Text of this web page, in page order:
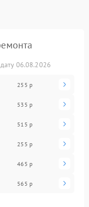
06.08.2026
255 р
535 р
515 р
255 р
465 р
565 р